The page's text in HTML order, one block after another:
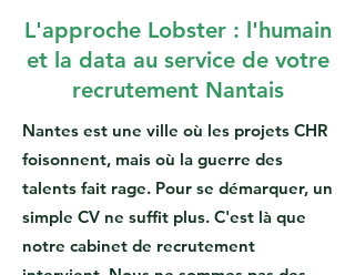
L'approche Lobster : l'humain
et la data au service de votre
recrutement Nantais
Nantes est une ville où les projets CHR
foisonnent, mais où la guerre des
talents fait rage. Pour se démarquer, un
simple CV ne suffit plus. C'est là que
notre cabinet de recrutement